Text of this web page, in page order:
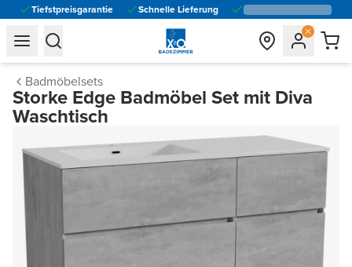
Tiefstpreisgarantie Schnelle Lieferung
general.navigation.toggle_menu.label
general.navigation.toggle_menu.label
Badmöbelsets
Storke Edge Badmöbel Set mit Diva
Waschtisch